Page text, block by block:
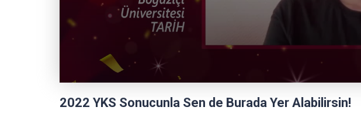
2022 YKS Sonucunla Sen de Burada Yer Alabilirsin!